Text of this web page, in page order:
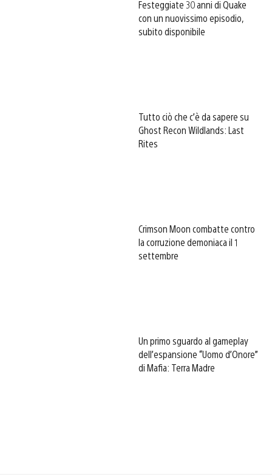
Festeggiate 30 anni di Quake
con un nuovissimo episodio,
subito disponibile
Tutto ciò che c’è da sapere su
Ghost Recon Wildlands: Last
Rites
Crimson Moon combatte contro
la corruzione demoniaca il 1
settembre
Un primo sguardo al gameplay
dell’espansione “Uomo d’Onore”
di Mafia: Terra Madre